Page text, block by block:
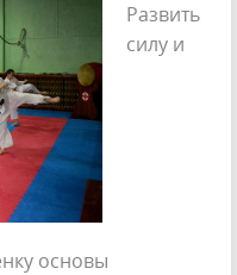
Развить
силу и
основы